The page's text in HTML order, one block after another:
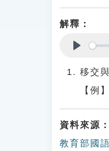
解釋：
移交
【例
資料來源：
教育部國